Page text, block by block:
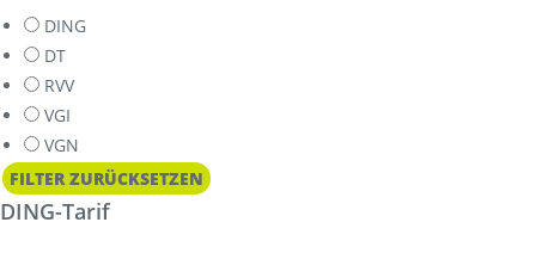
DING
DT
RVV
VGI
VGN
FILTER ZURÜCKSETZEN
DING-Tarif